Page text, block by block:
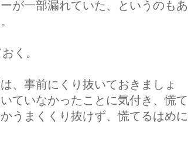
が一部漏れていた、というのもあ
く。
、事前にくり抜いておきましょ
ていなかったことに気付き、慌て
うまくくり抜けず、慌てるはめに